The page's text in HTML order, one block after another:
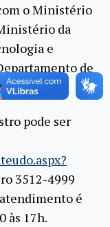
o Ministério
da
e
de
pode ser
3512-4999
é
às 17h.